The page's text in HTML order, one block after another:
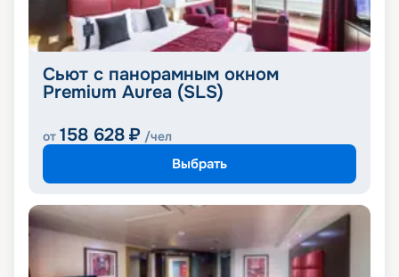
Сьют с панорамным окном
Premium Aurea (SLS)
от 158 628 ₽ /чел
Выбрать